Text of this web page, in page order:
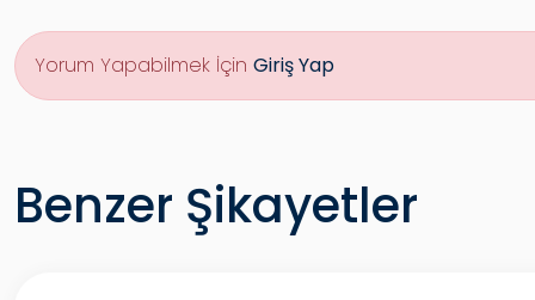
Yorum Yapabilmek İçin Giriş Yap
Benzer Şikayetler